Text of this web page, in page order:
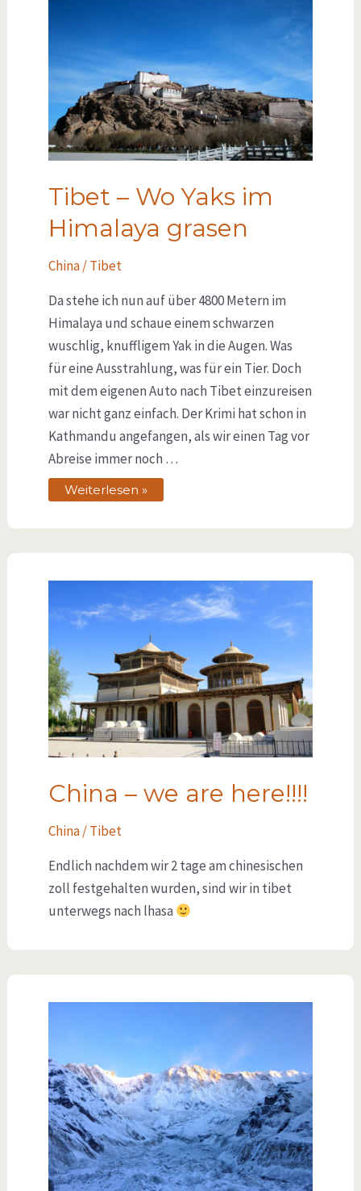
Tibet – Wo Yaks im
Himalaya grasen
China / Tibet
Da stehe ich nun auf über 4800 Metern im
Himalaya und schaue einem schwarzen
wuschlig, knuffligem Yak in die Augen. Was
für eine Ausstrahlung, was für ein Tier. Doch
mit dem eigenen Auto nach Tibet einzureisen
war nicht ganz einfach. Der Krimi hat schon in
Kathmandu angefangen, als wir einen Tag vor
Abreise immer noch …
Weiterlesen »
China – we are here!!!!
China / Tibet
Endlich nachdem wir 2 tage am chinesischen
zoll festgehalten wurden, sind wir in tibet
unterwegs nach lhasa